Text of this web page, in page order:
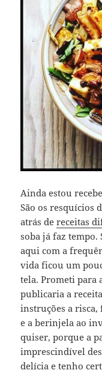
Ainda estou
São os resquícios
atrás dereceitas
soba já faz tempo.
aqui com a
vida ficou um
tela. Prometi para
publicaria a
instruções a risca,
e a berinjela ao
quiser, porque a
imprescindível
delícia e tenho